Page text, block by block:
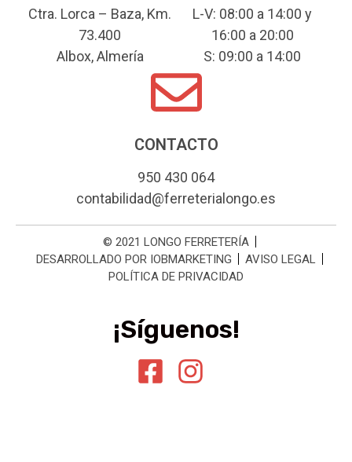
Ctra. Lorca – Baza, Km.
73.400
Albox, Almería
L-V: 08:00 a 14:00 y
16:00 a 20:00
S: 09:00 a 14:00
CONTACTO
950 430 064
contabilidad@ferreterialongo.es
© 2021 LONGO FERRETERÍA
DESARROLLADO POR IOBMARKETING
AVISO LEGAL
POLÍTICA DE PRIVACIDAD
¡Síguenos!